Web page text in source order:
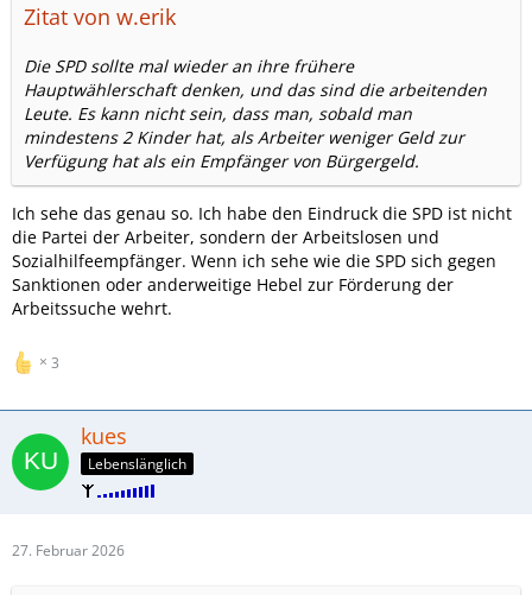
Zitat von w.erik
Die SPD sollte mal wieder an ihre frühere
Hauptwählerschaft denken, und das sind die arbeitenden
Leute. Es kann nicht sein, dass man, sobald man
mindestens 2 Kinder hat, als Arbeiter weniger Geld zur
Verfügung hat als ein Empfänger von Bürgergeld.
Ich sehe das genau so. Ich habe den Eindruck die SPD ist nicht
die Partei der Arbeiter, sondern der Arbeitslosen und
Sozialhilfeempfänger. Wenn ich sehe wie die SPD sich gegen
Sanktionen oder anderweitige Hebel zur Förderung der
Arbeitssuche wehrt.
3
kues
Lebenslänglich
27. Februar 2026